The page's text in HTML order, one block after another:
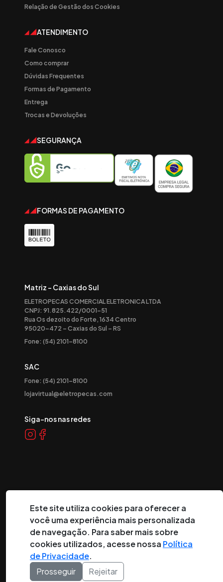
Relação de Gestão dos Cookies
ATENDIMENTO
Fale Conosco
Como comprar
Dúvidas Frequentes
Formas de Pagamento
Entrega
Trocas e Devoluções
SEGURANÇA
FORMAS DE PAGAMENTO
Matriz - Caxias do Sul
ELETROPECAS COMERCIAL ELETRONICA LTDA
CNPJ: 91.825.422/0001-51
Rua Os dezoito do Forte, 1634 Centro
95020-472 – Caxias do Sul – RS
Fone: (54) 2101-8100
SAC
Fone: (54) 2101-8100
lojavirtual@eletropecas.com
Siga-nos nas redes
Eletropeças Comercial Eletrônica Ltda ® - Todos os
direitos reservados.
DESENVOLVIDO POR:
Este site utiliza cookies para oferecer a
você uma experiência mais personalizada
de navegação. Para saber mais sobre
cookies utilizados, acesse nossa Política
de Privacidade.
Prosseguir
Rejeitar